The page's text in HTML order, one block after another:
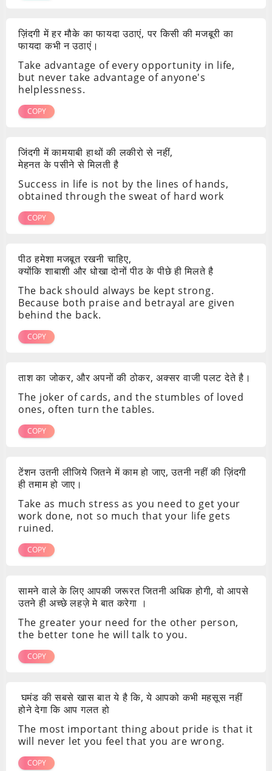
ज़िंदगी में हर मौके का फायदा उठाएं, पर किसी की मजबूरी का
फायदा कभी न उठाएं।
Take advantage of every opportunity in life,
but never take advantage of anyone's
helplessness.
COPY
जिंदगी में कामयाबी हाथों की लकीरो से नहीं,
मेहनत के पसीने से मिलती है
Success in life is not by the lines of hands,
obtained through the sweat of hard work
COPY
पीठ हमेशा मजबूत रखनी चाहिए,
क्योंकि शाबाशी और धोखा दोनों पीठ के पीछे ही मिलते है
The back should always be kept strong.
Because both praise and betrayal are given
behind the back.
COPY
ताश का जोकर, और अपनों की ठोकर, अक्सर वाजी पलट देते है।
The joker of cards, and the stumbles of loved
ones, often turn the tables.
COPY
टेंशन उतनी लीजिये जितने में काम हो जाए, उतनी नहीं की ज़िंदगी
ही तमाम हो जाए।
Take as much stress as you need to get your
work done, not so much that your life gets
ruined.
COPY
सामने वाले के लिए आपकी जरूरत जितनी अधिक होगी, वो आपसे
उतने ही अच्छे लहज़े मे बात करेगा ।
The greater your need for the other person,
the better tone he will talk to you.
COPY
घमंड की सबसे खास बात ये है कि, ये आपको कभी महसूस नहीं
होने देगा कि आप गलत हो
The most important thing about pride is that it
will never let you feel that you are wrong.
COPY